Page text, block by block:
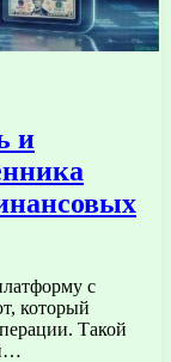
и
с
который
Такой